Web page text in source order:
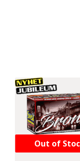
Out of